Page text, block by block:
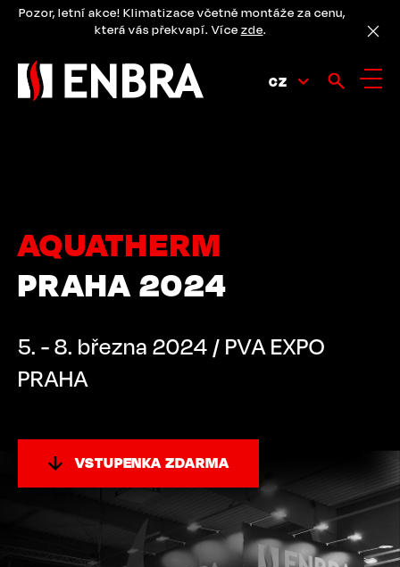
PřejítPozor, letní akce! Klimatizace včetně montáže za cenu,
která vás překvapí. Více zde.
CZ
AQUATHERM
PRAHA 2024
5. - 8. března 2024 / PVA EXPO
PRAHA
VSTUPENKA ZDARMA